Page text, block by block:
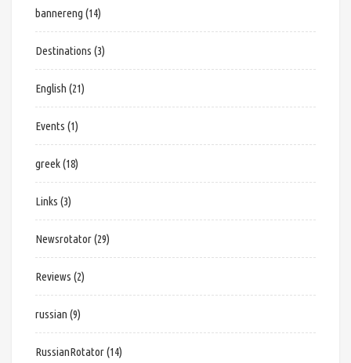
bannereng (14)
Destinations (3)
English (21)
Events (1)
greek(18)
Links (3)
Newsrotator(29)
Reviews (2)
russian (9)
RussianRotator(14)